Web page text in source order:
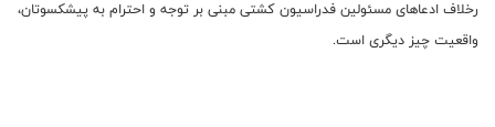
رخلاف ادعاهای مسئولین فدراسیون کشتی مبنی بر توجه و احترام به پیشکسوتان،
واقعیت چیز دیگری است.